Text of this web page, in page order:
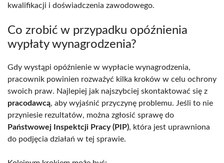
kwalifikacji i doświadczenia zawodowego.
Co zrobić w przypadku opóźnienia
wypłaty wynagrodzenia?
Gdy wystąpi opóźnienie w wypłacie wynagrodzenia,
pracownik powinien rozważyć kilka kroków w celu ochrony
swoich praw. Najlepiej jak najszybciej skontaktować się z
pracodawcą, aby wyjaśnić przyczynę problemu. Jeśli to nie
przyniesie rezultatów, można zgłosić sprawę do
Państwowej Inspektcji Pracy (PIP), która jest uprawniona
do podjęcia działań w tej sprawie.